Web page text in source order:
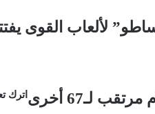
لألعاب القوى يفتتح
اترك